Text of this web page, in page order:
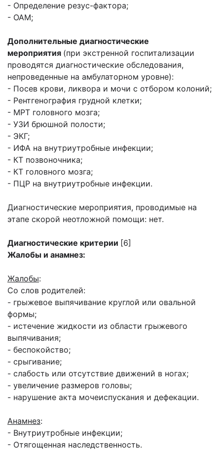
- Определение резус-фактора;
- ОАМ;
Дополнительные диагностические
мероприятия (при экстренной госпитализации
проводятся диагностические обследования,
непроведенные на амбулаторном уровне):
- Посев крови, ликвора и мочи с отбором колоний;
- Рентгенография грудной клетки;
- МРТ головного мозга;
- УЗИ брюшной полости;
- ЭКГ;
- ИФА на внутриутробные инфекции;
- КТ позвоночника;
- КТ головного мозга;
- ПЦР на внутриутробные инфекции.
Диагностические мероприятия, проводимые на
этапе скорой неотложной помощи: нет.
Диагностические критерии [6]
Жалобы и анамнез:
Жалобы:
Со слов родителей:
- грыжевое выпячивание круглой или овальной
формы;
- истечение жидкости из области грыжевого
выпячивания;
- беспокойство;
- срыгивание;
- слабость или отсутствие движений в ногах;
- увеличение размеров головы;
- нарушение акта мочеиспускания и дефекации.
Анамнез:
- Внутриутробные инфекции;
- Отягощенная наследственность.